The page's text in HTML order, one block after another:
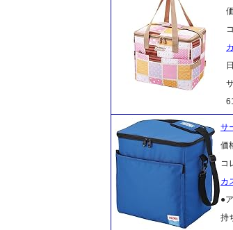
サ
価
コ
カ
●
持